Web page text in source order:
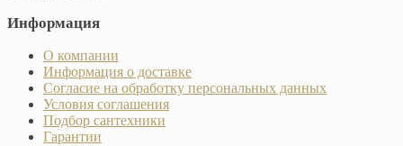
Информация
О компании
Информация о доставке
Согласие на обработку персональных данных
Условия соглашения
Подбор сантехники
Гарантии